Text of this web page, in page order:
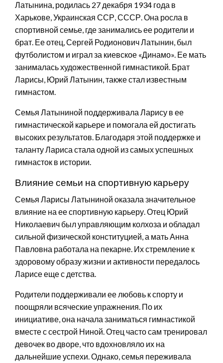
Латынина, родилась 27 декабря 1934 года в
Харькове, Украинская ССР, СССР. Она росла в
спортивной семье, где занимались ее родители и
брат. Ее отец, Сергей Родионович Латынин, был
футболистом и играл за киевское «Динамо». Ее мать
занималась художественной гимнастикой. Брат
Ларисы, Юрий Латынин, также стал известным
гимнастом.
Семья Латыниной поддерживала Ларису в ее
гимнастической карьере и помогала ей достигать
высоких результатов. Благодаря этой поддержке и
таланту Лариса стала одной из самых успешных
гимнасток в истории.
Влияние семьи на спортивную карьеру
Семья Ларисы Латыниной оказала значительное
влияние на ее спортивную карьеру. Отец Юрий
Николаевич был управляющим колхоза и обладал
сильной физической конституцией, а мать Анна
Павловна работала на пекарне. Их стремление к
здоровому образу жизни и активности передалось
Ларисе еще с детства.
Родители поддерживали ее любовь к спорту и
поощряли всяческие упражнения. По их
инициативе, она начала заниматься гимнастикой
вместе с сестрой Ниной. Отец часто сам тренировал
девочек во дворе, что вдохновляло их на
дальнейшие успехи. Однако, семья переживала